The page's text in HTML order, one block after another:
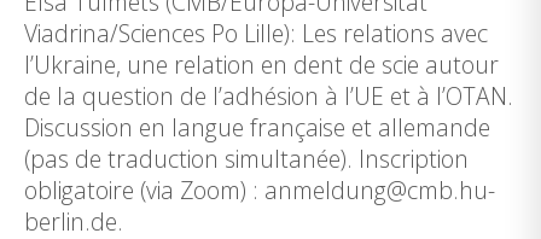
Viadrina/Sciences Po Lille): Les relations avec
l’Ukraine, une relation en dent de scie autour
de la question de l’adhésion à l’UE et à l’OTAN.
Discussion en langue française et allemande
(pas de traduction simultanée). Inscription
obligatoire (via Zoom) : anmeldung@cmb.hu-
berlin.de.